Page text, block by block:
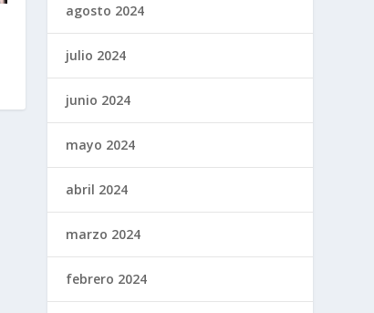
agosto 2024
julio 2024
junio 2024
mayo 2024
abril 2024
marzo 2024
febrero 2024